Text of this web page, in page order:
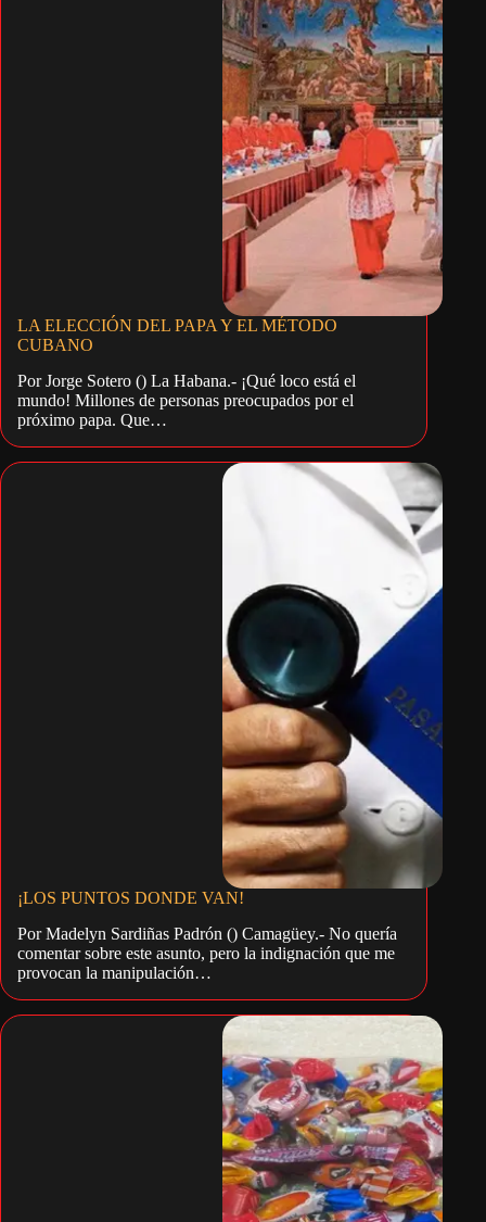
LA ELECCIÓN DEL PAPA Y EL MÉTODO
CUBANO
Por Jorge Sotero () La Habana.- ¡Qué loco está el
mundo! Millones de personas preocupados por el
próximo papa. Que…
¡LOS PUNTOS DONDE VAN!
Por Madelyn Sardiñas Padrón () Camagüey.- No quería
comentar sobre este asunto, pero la indignación que me
provocan la manipulación…